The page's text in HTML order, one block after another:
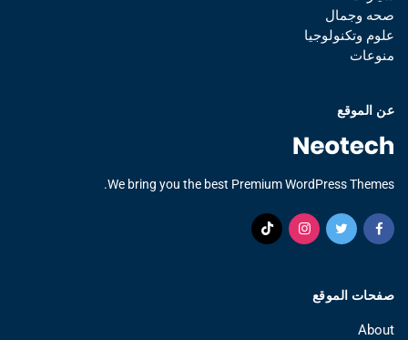
صحه وجمال
علوم وتكنولوجيا
منوعات
عن الموقع
We bring you the best Premium WordPress Themes.
صفحات الموقع
About